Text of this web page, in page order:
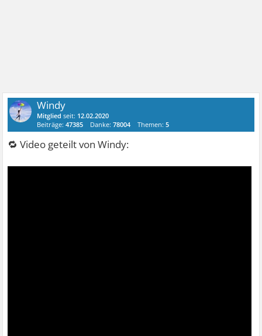
Windy
Mitglied seit: 12.02.2020
Beiträge:47385 Danke:78004 Themen:5
🔁 Video geteilt von Windy: